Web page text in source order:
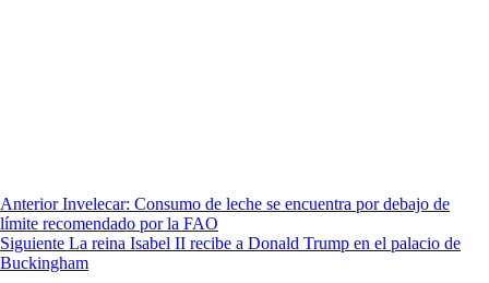
Anterior Invelecar: Consumo de leche se encuentra por debajo de
límite recomendado por la FAO
Siguiente La reina Isabel II recibe a Donald Trump en el palacio de
Buckingham